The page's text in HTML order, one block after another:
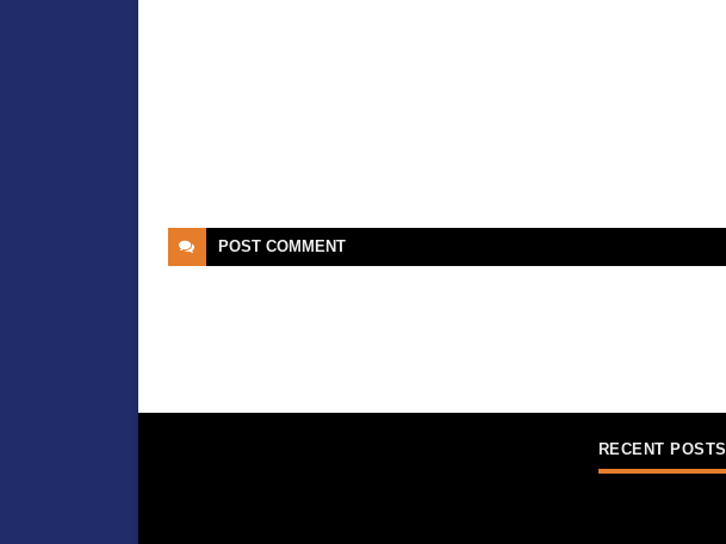
POST COMMENT
RECENT POSTS